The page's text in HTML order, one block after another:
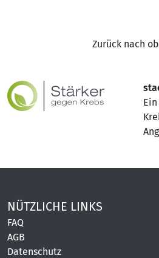
Zurück nach
NÜTZLICHE LINKS
FAQ
AGB
Datenschutz